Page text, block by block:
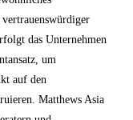
das Unternehmen
um
auf den
Matthews Asia